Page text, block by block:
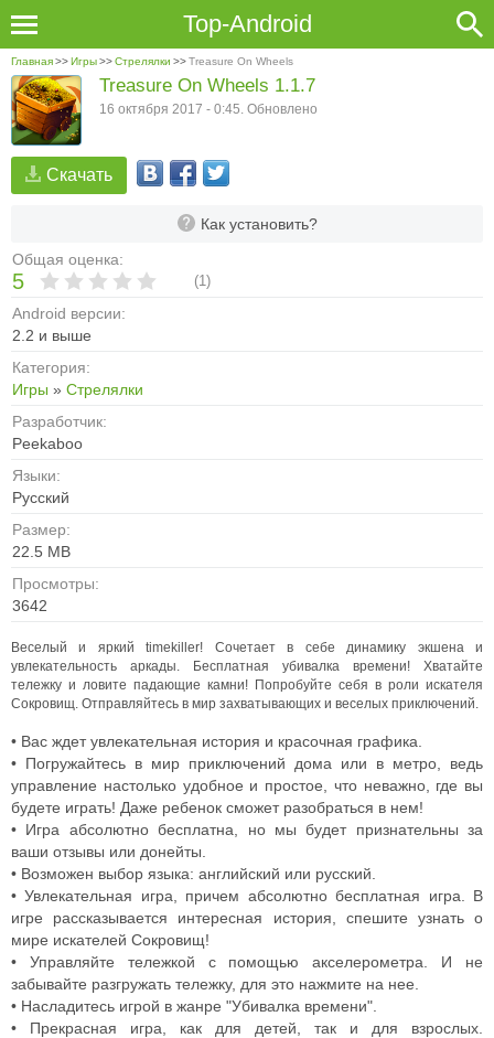
Top-Android
Главная>>Игры>>Стрелялки >>Treasure On Wheels
Скачать
Как установить?
Общая оценка:
5 (1)
Android версии:
2.2 и выше
Категория:
Игры » Стрелялки
Разработчик:
Peekaboo
Языки:
Русский
Размер:
22.5 MB
Просмотры:
3642
Treasure On Wheels 1.1.7
16 октября 2017 - 0:45. Обновлено
Веселый и яркий timekiller! Сочетает в себе динамику экшена и
увлекательность аркады. Бесплатная убивалка времени! Хватайте
тележку и ловите падающие камни! Попробуйте себя в роли искателя
Сокровищ. Отправляйтесь в мир захватывающих и веселых приключений.
• Вас ждет увлекательная история и красочная графика.
• Погружайтесь в мир приключений дома или в метро, ведь
управление настолько удобное и простое, что неважно, где вы
будете играть! Даже ребенок сможет разобраться в нем!
• Игра абсолютно бесплатна, но мы будет признательны за
ваши отзывы или донейты.
• Возможен выбор языка: английский или русский.
• Увлекательная игра, причем абсолютно бесплатная игра. В
игре рассказывается интересная история, спешите узнать о
мире искателей Сокровищ!
• Управляйте тележкой с помощью акселерометра. И не
забывайте разгружать тележку, для это нажмите на нее.
• Насладитесь игрой в жанре "Убивалка времени".
• Прекрасная игра, как для детей, так и для взрослых.